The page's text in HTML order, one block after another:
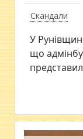
Скандали
У
що